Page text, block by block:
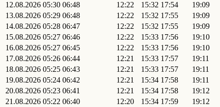
12.08.2026 05:30 06:48 12:22 15:32 17:54
19:09
13.08.2026 05:29 06:48 12:22 15:32 17:55
19:09
14.08.2026 05:28 06:47 12:22 15:32 17:55
19:09
15.08.2026 05:27 06:46 12:22 15:33 17:56
19:10
16.08.2026 05:27 06:45 12:22 15:33 17:56
19:10
17.08.2026 05:26 06:44 12:21 15:33 17:57
19:11
18.08.2026 05:25 06:43 12:21 15:33 17:57
19:11
19.08.2026 05:24 06:42 12:21 15:34 17:58
19:11
20.08.2026 05:23 06:41 12:21 15:34 17:58
19:12
21.08.2026 05:22 06:40 12:20 15:34 17:59
19:12